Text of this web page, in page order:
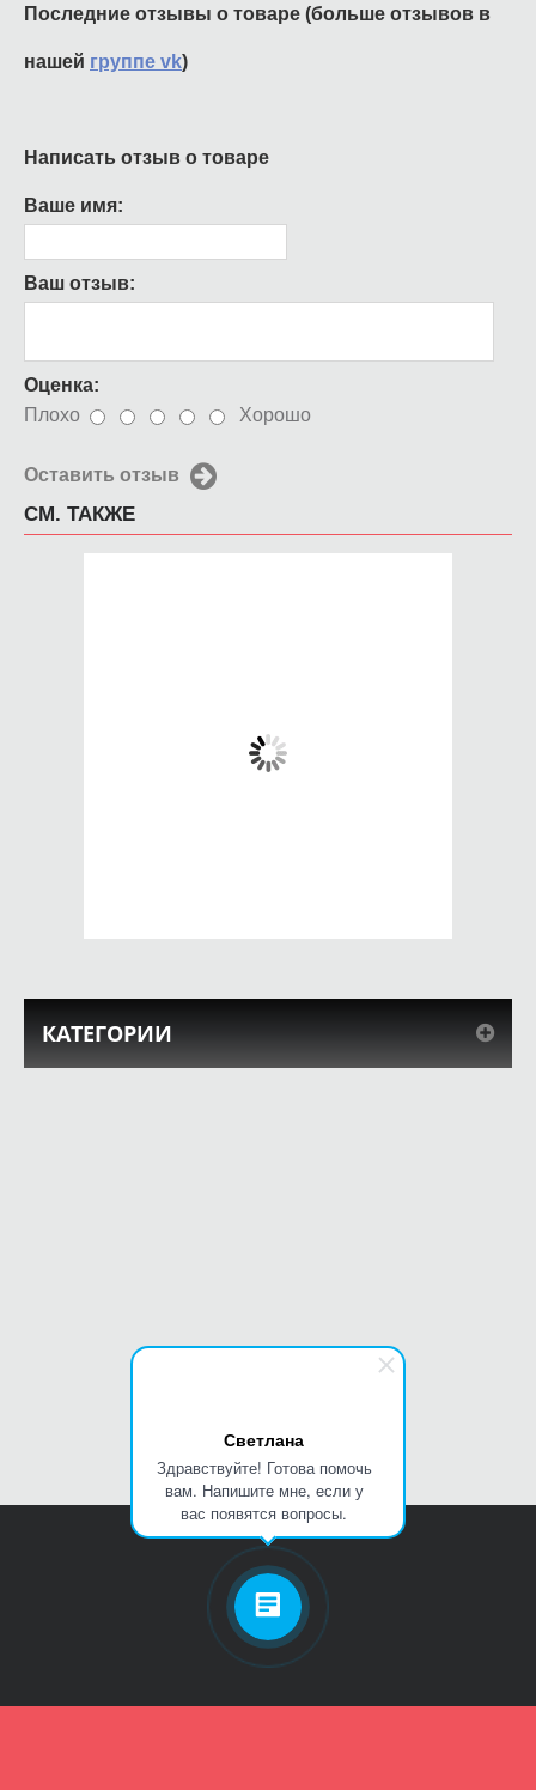
Светлана
Здравствуйте! Готова помочь
вам. Напишите мне, если у
вас появятся вопросы.
Последние отзывы о товаре (больше отзывов в
нашей группе vk)
Написать отзыв о товаре
Ваше имя:
Ваш отзыв:
Оценка:
Плохо
Хорошо
Оставить отзыв
СМ. ТАКЖЕ
КАТЕГОРИИ